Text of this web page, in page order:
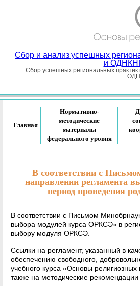
Сбор и анализ успешных
и
Сбор успешных региональных
Главная
Нормативно-
методические
материалы
федерального уровня
В соответствии с
направлении регламента
период проведения
В соответствии с Письмом
выбора модулей курса ОРКСЭ» в
выбору модуля ОРКСЭ.
Ссылки на регламент, указанный в
обеспечению свободного,
учебного курса «Основы религиозных
также на методические